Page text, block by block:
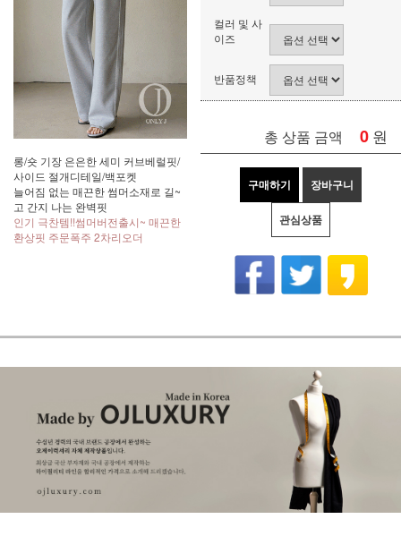
롱/숏 기장 은은한 세미 커브베럴핏/
사이드 절개디테일/백포켓
늘어짐 없는 매끈한 썸머소재로 길~
고 간지 나는 완벽핏
인기 극찬템!!썸머버전출시~ 매끈한
환상핏 주문폭주 2차리오더
컬러 및 사
이즈
반품정책
총 상품 금액 0 원
구매하기 장바구니
관심상품